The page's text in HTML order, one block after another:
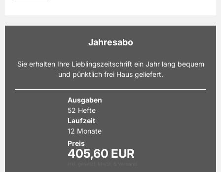
Jahresabo
Sie erhalten Ihre Lieblingszeitschrift ein Jahr lang bequem
und pünktlich frei Haus geliefert.
Ausgaben
52 Hefte
Laufzeit
12 Monate
Preis
405,60 EUR